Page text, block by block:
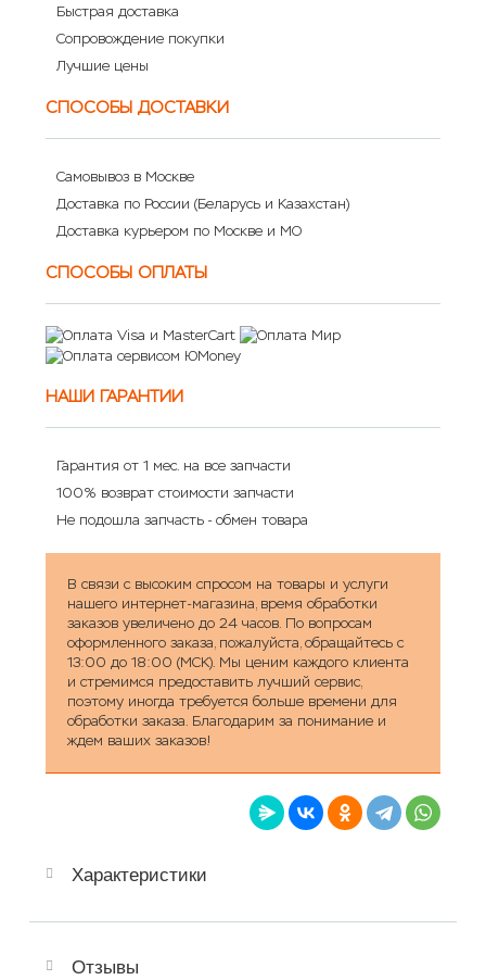
Быстрая доставка
Сопровождение покупки
Лучшие цены
СПОСОБЫ ДОСТАВКИ
Самовывоз в Москве
Доставка по России (Беларусь и Казахстан)
Доставка курьером по Москве и МО
СПОСОБЫ ОПЛАТЫ
НАШИ ГАРАНТИИ
Гарантия от 1 мес. на все запчасти
100% возврат стоимости запчасти
Не подошла запчасть - обмен товара
В связи с высоким спросом на товары и услуги
нашего интернет-магазина, время обработки
заказов увеличено до 24 часов. По вопросам
оформленного заказа, пожалуйста, обращайтесь с
13:00 до 18:00 (МСК). Мы ценим каждого клиента
и стремимся предоставить лучший сервис,
поэтому иногда требуется больше времени для
обработки заказа. Благодарим за понимание и
ждем ваших заказов!
Характеристики
Отзывы